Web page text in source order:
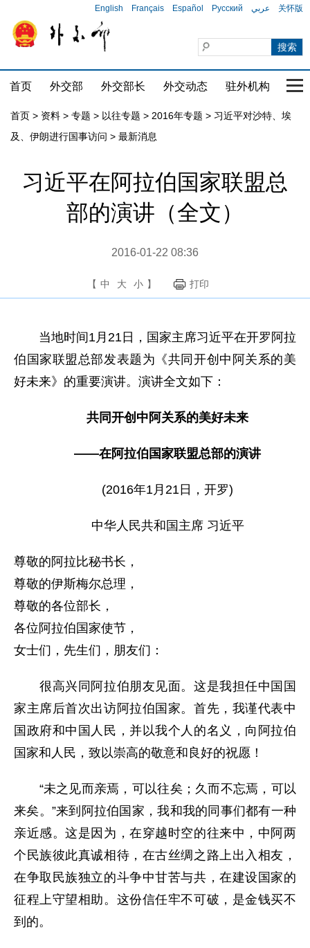
English Français Español Русский عربي 关怀版
首页 外交部 外交部长 外交动态 驻外机构 国
首页 > 资料 > 专题 > 以往专题 > 2016年专题 > 习近平对沙特、埃
及、伊朗进行国事访问 > 最新消息
习近平在阿拉伯国家联盟总
部的演讲（全文）
2016-01-22 08:36
【 中 大 小 】 打印
当地时间1月21日，国家主席习近平在开罗阿拉
伯国家联盟总部发表题为《共同开创中阿关系的美
好未来》的重要演讲。演讲全文如下：
共同开创中阿关系的美好未来
——在阿拉伯国家联盟总部的演讲
(2016年1月21日，开罗)
中华人民共和国主席 习近平
尊敬的阿拉比秘书长，
尊敬的伊斯梅尔总理，
尊敬的各位部长，
各位阿拉伯国家使节，
女士们，先生们，朋友们：
很高兴同阿拉伯朋友见面。这是我担任中国国
家主席后首次出访阿拉伯国家。首先，我谨代表中
国政府和中国人民，并以我个人的名义，向阿拉伯
国家和人民，致以崇高的敬意和良好的祝愿！
“未之见而亲焉，可以往矣；久而不忘焉，可以
来矣。”来到阿拉伯国家，我和我的同事们都有一种
亲近感。这是因为，在穿越时空的往来中，中阿两
个民族彼此真诚相待，在古丝绸之路上出入相友，
在争取民族独立的斗争中甘苦与共，在建设国家的
征程上守望相助。这份信任牢不可破，是金钱买不
到的。